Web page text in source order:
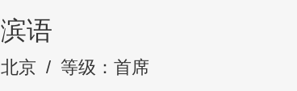
滨语
北京 / 等级：首席